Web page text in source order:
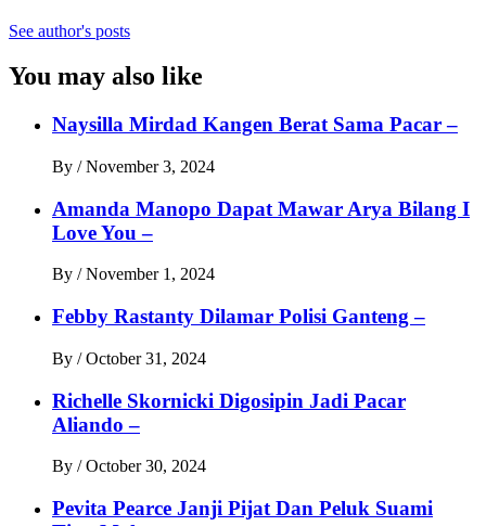
See author's posts
You may also like
Naysilla Mirdad Kangen Berat Sama Pacar –
By / November 3, 2024
Amanda Manopo Dapat Mawar Arya Bilang I
Love You –
By / November 1, 2024
Febby Rastanty Dilamar Polisi Ganteng –
By / October 31, 2024
Richelle Skornicki Digosipin Jadi Pacar
Aliando –
By / October 30, 2024
Pevita Pearce Janji Pijat Dan Peluk Suami